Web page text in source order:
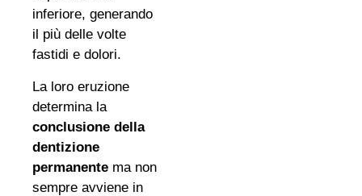
inferiore, generando
il più delle volte
fastidi e dolori.
La loro eruzione
determina la
conclusione della
dentizione
permanente ma non
sempre avviene in